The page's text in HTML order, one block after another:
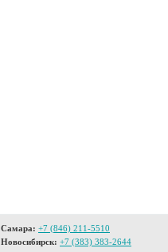
Самара: +7 (846) 211-5510
Новосибирск: +7 (383) 383-2644